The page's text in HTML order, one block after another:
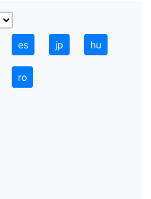
es jp hu
ro